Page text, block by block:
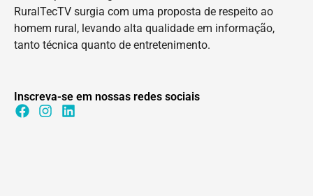
RuralTecTV surgia com uma proposta de respeito ao
homem rural, levando alta qualidade em informação,
tanto técnica quanto de entretenimento.
Inscreva-se em nossas redes sociais